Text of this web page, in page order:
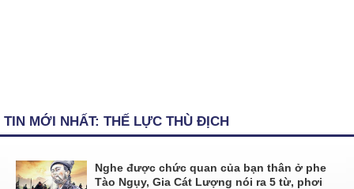
TIN MỚI NHẤT: THẾ LỰC THÙ ĐỊCH
Nghe được chức quan của bạn thân ở phe
Tào Ngụy, Gia Cát Lượng nói ra 5 từ, phơi